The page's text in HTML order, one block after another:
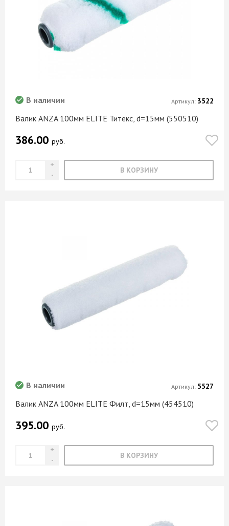
Валик ANZA 100мм ELITE Титекс, d=15мм (550510)
В наличии
386.00 руб.
В КОРЗИНУ
Артикул: 3522
Валик ANZA 100мм ELITE Филт, d=15мм (454510)
В наличии
395.00 руб.
В КОРЗИНУ
Артикул: 5527